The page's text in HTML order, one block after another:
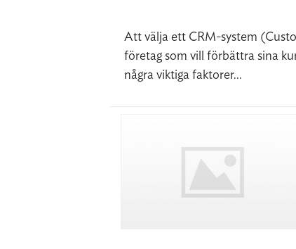
Att välja ett CRM-system
företag som vill förbättra sina
några viktiga faktorer...